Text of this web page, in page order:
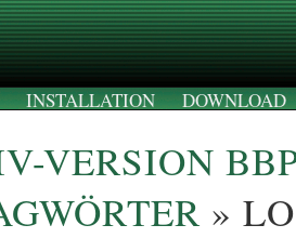
INSTALLATION DOWNLOAD
VERSION
»